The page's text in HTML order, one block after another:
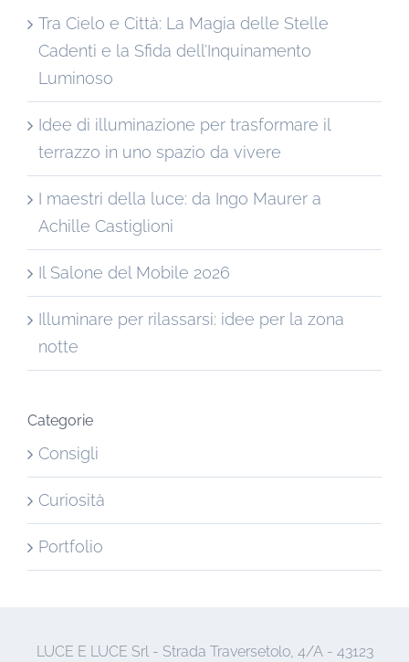
Tra Cielo e Città: La Magia delle Stelle
Cadenti e la Sfida dell’Inquinamento
Luminoso
Idee di illuminazione per trasformare il
terrazzo in uno spazio da vivere
I maestri della luce: da Ingo Maurer a
Achille Castiglioni
Il Salone del Mobile 2026
Illuminare per rilassarsi: idee per la zona
notte
Categorie
Consigli
Curiosità
Portfolio
LUCE E LUCE Srl - Strada Traversetolo, 4/A - 43123